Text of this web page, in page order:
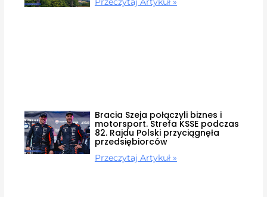
Bracia Szeja połączyli biznes i
motorsport. Strefa KSSE podczas
82. Rajdu Polski przyciągnęła
przedsiębiorców
Przeczytaj Artykuł »